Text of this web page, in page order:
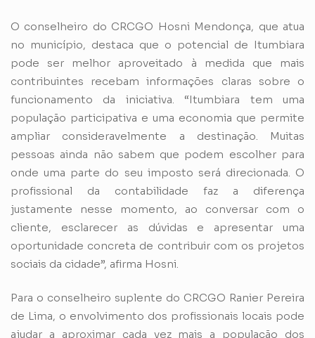
O conselheiro do CRCGO Hosni Mendonça, que atua
no município, destaca que o potencial de Itumbiara
pode ser melhor aproveitado à medida que mais
contribuintes recebam informações claras sobre o
funcionamento da iniciativa. “Itumbiara tem uma
população participativa e uma economia que permite
ampliar consideravelmente a destinação. Muitas
pessoas ainda não sabem que podem escolher para
onde uma parte do seu imposto será direcionada. O
profissional da contabilidade faz a diferença
justamente nesse momento, ao conversar com o
cliente, esclarecer as dúvidas e apresentar uma
oportunidade concreta de contribuir com os projetos
sociais da cidade”, afirma Hosni.
Para o conselheiro suplente do CRCGO Ranier Pereira
de Lima, o envolvimento dos profissionais locais pode
ajudar a aproximar cada vez mais a população dos